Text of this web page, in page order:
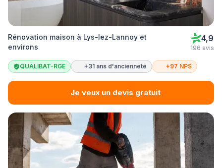
Rénovation maison à Lys-lez-Lannoy et
environs
4,9
196 avis
QUALIBAT-RGE +31 ans d'ancienneté +97 NPS
Je veux un devis gratuit